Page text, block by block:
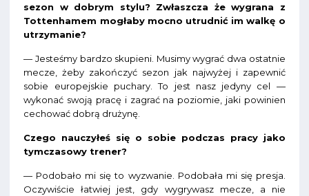
sezon w dobrym stylu? Zwłaszcza że wygrana z
Tottenhamem mogłaby mocno utrudnić im walkę o
utrzymanie?
— Jesteśmy bardzo skupieni. Musimy wygrać dwa ostatnie
mecze, żeby zakończyć sezon jak najwyżej i zapewnić
sobie europejskie puchary. To jest nasz jedyny cel —
wykonać swoją pracę i zagrać na poziomie, jaki powinien
cechować dobrą drużynę.
Czego nauczyłeś się o sobie podczas pracy jako
tymczasowy trener?
— Podobało mi się to wyzwanie. Podobała mi się presja.
Oczywiście łatwiej jest, gdy wygrywasz mecze, a nie